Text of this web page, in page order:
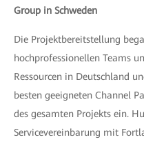
Group in Schweden
Die Projektbereitstellung
hochprofessionellen Teams
Ressourcen in Deutschland
besten geeigneten Channel
des gesamten Projekts ein.
Servicevereinbarung mit